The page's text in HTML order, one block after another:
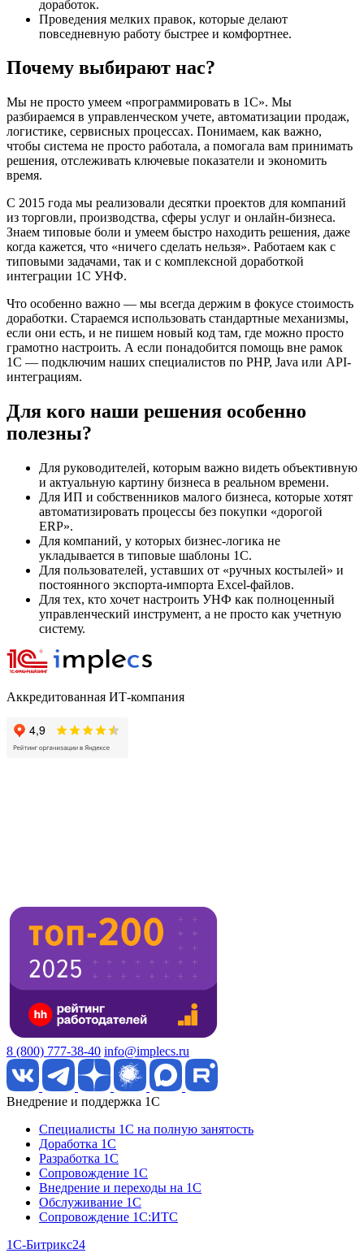
доработок.
Проведения мелких правок, которые делают
повседневную работу быстрее и комфортнее.
Почему выбирают нас?
Мы не просто умеем «программировать в 1С». Мы
разбираемся в управленческом учете, автоматизации продаж,
логистике, сервисных процессах. Понимаем, как важно,
чтобы система не просто работала, а помогала вам принимать
решения, отслеживать ключевые показатели и экономить
время.
С 2015 года мы реализовали десятки проектов для компаний
из торговли, производства, сферы услуг и онлайн-бизнеса.
Знаем типовые боли и умеем быстро находить решения, даже
когда кажется, что «ничего сделать нельзя». Работаем как с
типовыми задачами, так и с комплексной доработкой
интеграции 1С УНФ.
Что особенно важно — мы всегда держим в фокусе стоимость
доработки. Стараемся использовать стандартные механизмы,
если они есть, и не пишем новый код там, где можно просто
грамотно настроить. А если понадобится помощь вне рамок
1С — подключим наших специалистов по PHP, Java или API-
интеграциям.
Для кого наши решения особенно
полезны?
Для руководителей, которым важно видеть объективную
и актуальную картину бизнеса в реальном времени.
Для ИП и собственников малого бизнеса, которые хотят
автоматизировать процессы без покупки «дорогой
ERP».
Для компаний, у которых бизнес-логика не
укладывается в типовые шаблоны 1С.
Для пользователей, уставших от «ручных костылей» и
постоянного экспорта-импорта Excel-файлов.
Для тех, кто хочет настроить УНФ как полноценный
управленческий инструмент, а не просто как учетную
систему.
Аккредитованная ИТ-компания
8 (800) 777-38-40 info@implecs.ru
Внедрение и поддержка 1C
Специалисты 1C на полную занятость
Доработка 1C
Разработка 1C
Сопровождение 1C
Внедрение и переходы на 1C
Обслуживание 1C
Сопровождение 1C:ИТС
1С-Битрикс24